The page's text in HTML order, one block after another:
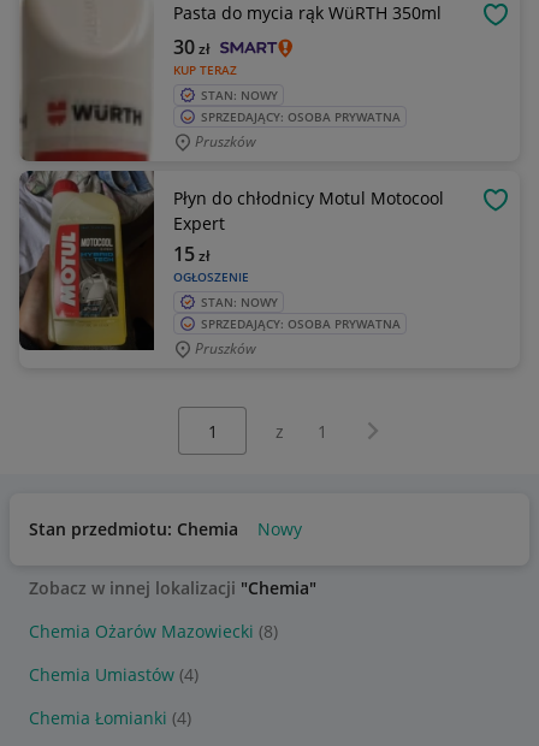
Pasta do mycia rąk WüRTH 350ml
KUP TERAZ
30zł
STAN: NOWY
SPRZEDAJĄCY: OSOBA PRYWATNA
Pruszków
Płyn do chłodnicy Motul Motocool
Expert
OGŁOSZENIE
15zł
STAN: NOWY
SPRZEDAJĄCY: OSOBA PRYWATNA
Pruszków
z 1 Następna strona
Stan przedmiotu: Chemia Nowy
Zobacz w innej lokalizacji "Chemia"
Chemia Ożarów Mazowiecki (8)
Chemia Umiastów (4)
Chemia Łomianki (4)